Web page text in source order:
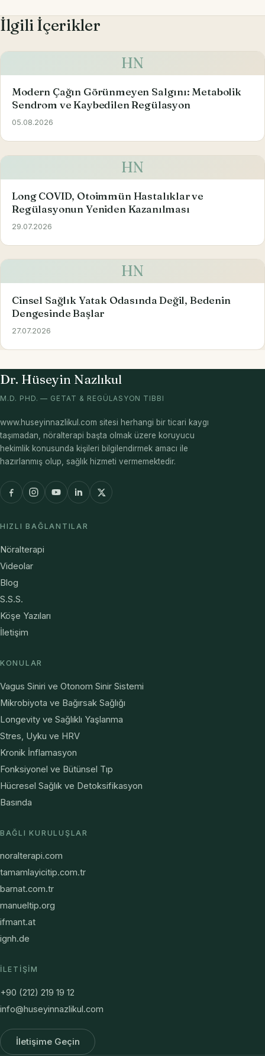
İlgili İçerikler
HN
Modern Çağın Görünmeyen Salgını: Metabolik
Sendrom ve Kaybedilen Regülasyon
05.08.2026
HN
Long COVID, Otoimmün Hastalıklar ve
Regülasyonun Yeniden Kazanılması
29.07.2026
HN
Cinsel Sağlık Yatak Odasında Değil, Bedenin
Dengesinde Başlar
27.07.2026
Dr. Hüseyin Nazlıkul
M.D. PHD. — GETAT & REGÜLASYON TIBBI
www.huseyinnazlikul.com sitesi herhangi bir ticari kaygı
taşımadan, nöralterapi başta olmak üzere koruyucu
hekimlik konusunda kişileri bilgilendirmek amacı ile
hazırlanmış olup, sağlık hizmeti vermemektedir.
HIZLI BAĞLANTILAR
Nöralterapi
Videolar
Blog
S.S.S.
Köşe Yazıları
İletişim
KONULAR
Vagus Siniri ve Otonom Sinir Sistemi
Mikrobiyota ve Bağırsak Sağlığı
Longevity ve Sağlıklı Yaşlanma
Stres, Uyku ve HRV
Kronik İnflamasyon
Fonksiyonel ve Bütünsel Tıp
Hücresel Sağlık ve Detoksifikasyon
Basında
BAĞLI KURULUŞLAR
noralterapi.com
tamamlayicitip.com.tr
barnat.com.tr
manueltip.org
ifmant.at
ignh.de
İLETIŞIM
+90 (212) 219 19 12
info@huseyinnazlikul.com
İletişime Geçin